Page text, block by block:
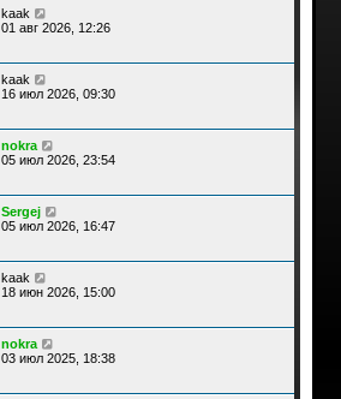
н
ю
с
е
и
ю
kaak
01 авг 2026, 12:26
kaak
16 июл 2026, 09:30
nokra
05 июл 2026, 23:54
Sergej
05 июл 2026, 16:47
kaak
18 июн 2026, 15:00
nokra
03 июл 2025, 18:38